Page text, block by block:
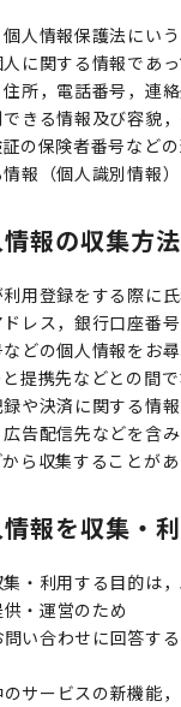
個人情報保護法にい
に関する情報であ
所，電話番号，連
きる情報及び容貌
の保険者番号など
報（個人識別情報）
報の収集方法
用登録をする際に
レス，銀行口座番
どの個人情報をお
提携先などとの間
や決済に関する情
告配信先などを含
ら収集することがあ
報を収集・利
・利用する目的は，
・運営のため
い合わせに回答す
サービスの新機能